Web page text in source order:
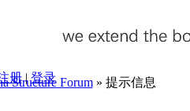
册|登录
Structure Forum» 提示信息